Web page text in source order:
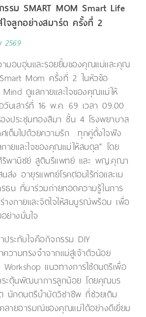
รม SMART MOM Smart Life
จลูกอย่างสมาร์ต ครั้งที่ 2
2569
มอบอุ่นและรอยยิ้มของคุณแม่และคุณ
Mom ครั้งที่ 2 ในหัวข้อ
ดูแลกายและใจของคุณแม่ให้
นเสาร์ที่ 16 พ.ค. 69 เวลา 09.00
ประชุมทองสิมา ชั้น 4 โรงพยาบาล
เต็มไปด้วยความรัก ทุกคู่ตั้งใจฟัง
ายและใจของคุณแม่ให้สมดุล” โดย
พานิชย์ สูตินรีแพทย์ และ พญ.คุณา
ง อายุรแพทย์โรคต่อมไร้ท่อและเม
น ที่มาร่วมถ่ายทอดความรู้ในการ
างกายและจิตใจให้สมบูรณ์พร้อม เพื่อ
ย่างมั่นใจ
ประทับใจคือกิจกรรม DIY
วามทรงจำจากแม่สู่เจ้าตัวน้อย
แนวทางการใช้ดนตรีเพื่อ
ะตุ้นพัฒนาการลูกน้อย โดยคุณบร
กดนตรีบำบัดวิชาชีพ ที่ช่วยเติม
ายอารมณ์ของคุณแม่ได้อย่างดีเยี่ยม